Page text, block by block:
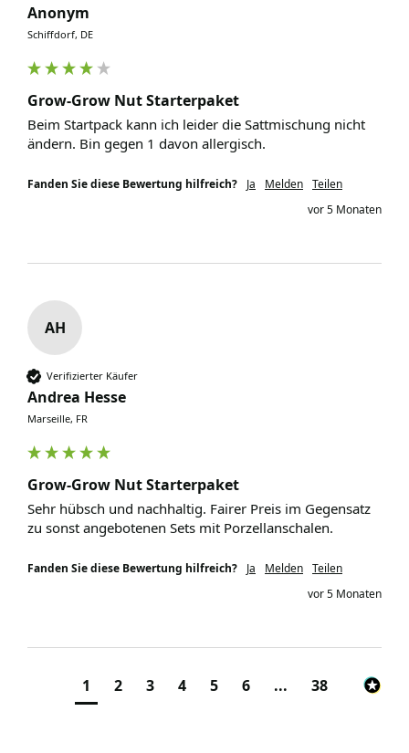
Anonym
Schiffdorf, DE
Grow-Grow Nut Starterpaket
Beim Startpack kann ich leider die Sattmischung nicht
ändern. Bin gegen 1 davon allergisch.
Fanden Sie diese Bewertung hilfreich? Ja Melden Teilen
vor 5 Monaten
AH
Verifizierter Käufer
Andrea Hesse
Marseille, FR
Grow-Grow Nut Starterpaket
Sehr hübsch und nachhaltig. Fairer Preis im Gegensatz
zu sonst angebotenen Sets mit Porzellanschalen.
Fanden Sie diese Bewertung hilfreich? Ja Melden Teilen
vor 5 Monaten
1 2 3 4 5 6 ... 38